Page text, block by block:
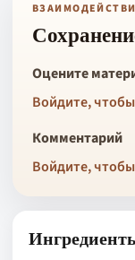
Оцените
Войдите,
Комментарий
Войдите,